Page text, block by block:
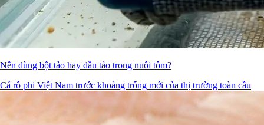
Nên dùng bột tảo hay dầu tảo trong nuôi tôm?
Cá rô phi Việt Nam trước khoảng trống mới của thị trường toàn cầu